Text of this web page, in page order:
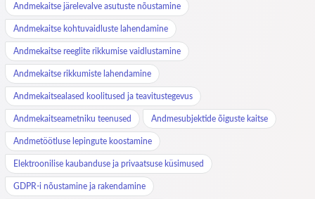
Andmekaitse järelevalve asutuste nõustamine
Andmekaitse kohtuvaidluste lahendamine
Andmekaitse reeglite rikkumise vaidlustamine
Andmekaitse rikkumiste lahendamine
Andmekaitsealased koolitused ja teavitustegevus
Andmekaitseametniku teenused Andmesubjektide õiguste kaitse
Andmetöötluse lepingute koostamine
Elektroonilise kaubanduse ja privaatsuse küsimused
GDPR-i nõustamine ja rakendamine